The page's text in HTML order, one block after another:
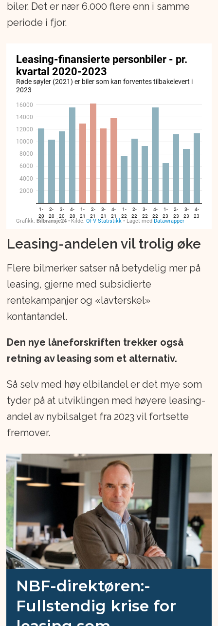
biler. Det er nær 6.000 flere enn i samme
periode i fjor.
Leasing-andelen vil trolig øke
Flere bilmerker satser nå betydelig mer på
leasing, gjerne med subsidierte
rentekampanjer og «lavterskel»
kontantandel.
Den nye låneforskriften trekker også
retning av leasing som et alternativ.
Så selv med høy elbilandel er det mye som
tyder på at utviklingen med høyere leasing-
andel av nybilsalget fra 2023 vil fortsette
fremover.
NBF-direktøren:-
Fullstendig krise for